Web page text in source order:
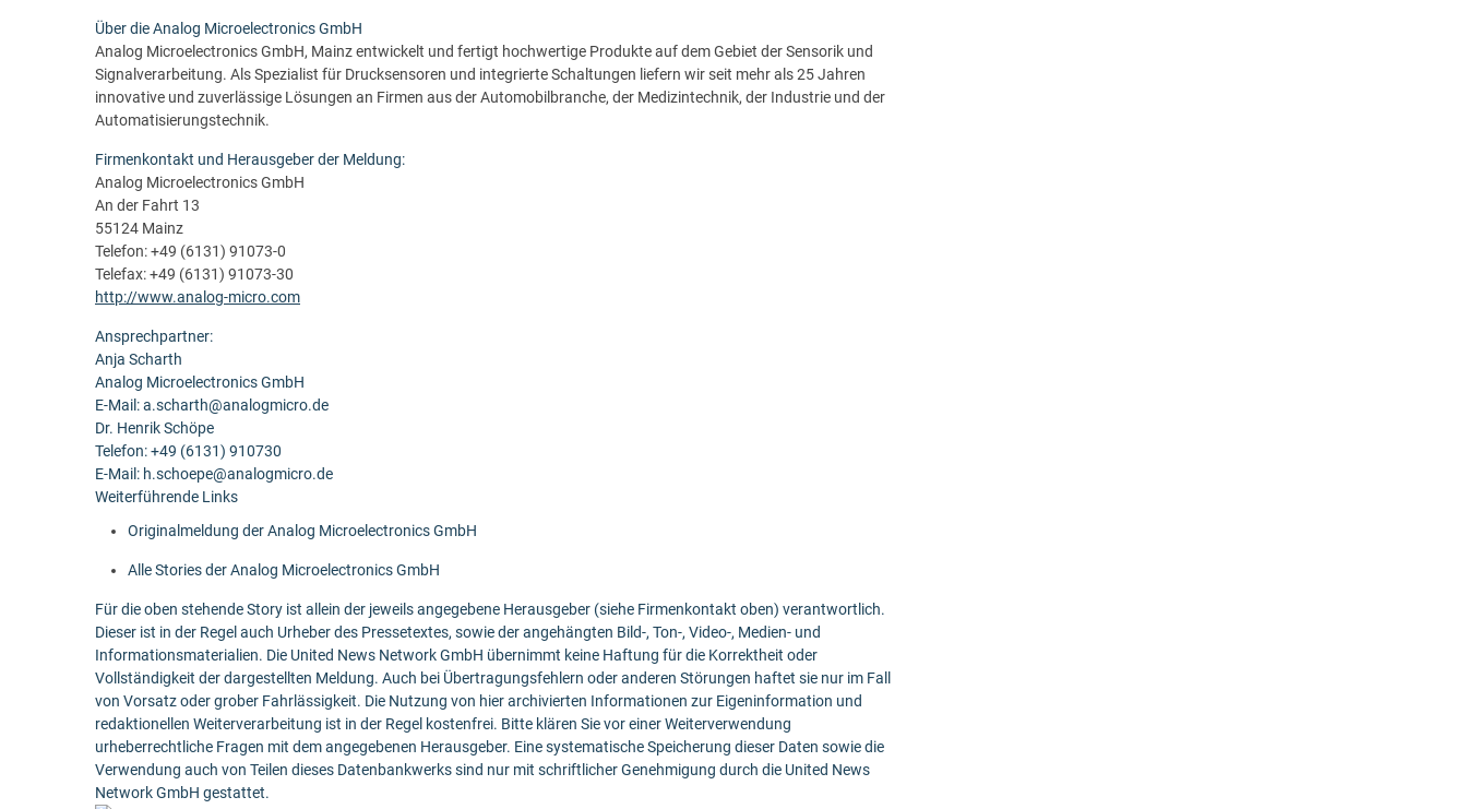
Über die Analog Microelectronics GmbH
Analog Microelectronics GmbH, Mainz entwickelt und fertigt hochwertige Produkte auf dem Gebiet der Sensorik und
Signalverarbeitung. Als Spezialist für Drucksensoren und integrierte Schaltungen liefern wir seit mehr als 25 Jahren
innovative und zuverlässige Lösungen an Firmen aus der Automobilbranche, der Medizintechnik, der Industrie und der
Automatisierungstechnik.
Firmenkontakt und Herausgeber der Meldung:
Analog Microelectronics GmbH
An der Fahrt 13
55124 Mainz
Telefon: +49 (6131) 91073-0
Telefax: +49 (6131) 91073-30
http://www.analog-micro.com
Ansprechpartner:
Anja Scharth
Analog Microelectronics GmbH
E-Mail: a.scharth@analogmicro.de
Dr. Henrik Schöpe
Telefon: +49 (6131) 910730
E-Mail: h.schoepe@analogmicro.de
Weiterführende Links
Originalmeldung der Analog Microelectronics GmbH
Alle Stories der Analog Microelectronics GmbH
Für die oben stehende Story ist allein der jeweils angegebene Herausgeber (siehe Firmenkontakt oben) verantwortlich.
Dieser ist in der Regel auch Urheber des Pressetextes, sowie der angehängten Bild-, Ton-, Video-, Medien- und
Informationsmaterialien. Die United News Network GmbH übernimmt keine Haftung für die Korrektheit oder
Vollständigkeit der dargestellten Meldung. Auch bei Übertragungsfehlern oder anderen Störungen haftet sie nur im Fall
von Vorsatz oder grober Fahrlässigkeit. Die Nutzung von hier archivierten Informationen zur Eigeninformation und
redaktionellen Weiterverarbeitung ist in der Regel kostenfrei. Bitte klären Sie vor einer Weiterverwendung
urheberrechtliche Fragen mit dem angegebenen Herausgeber. Eine systematische Speicherung dieser Daten sowie die
Verwendung auch von Teilen dieses Datenbankwerks sind nur mit schriftlicher Genehmigung durch die United News
Network GmbH gestattet.